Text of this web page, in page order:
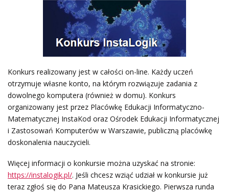
Konkurs realizowany jest w całości on-line. Każdy uczeń
otrzymuje własne konto, na którym rozwiązuje zadania z
dowolnego komputera (również w domu). Konkurs
organizowany jest przez Placówkę Edukacji Informatyczno-
Matematycznej InstaKod oraz Ośrodek Edukacji Informatycznej
i Zastosowań Komputerów w Warszawie, publiczną placówkę
doskonalenia nauczycieli.
Więcej informacji o konkursie można uzyskać na stronie:
https://instalogik.pl/. Jeśli chcesz wziąć udział w konkursie już
teraz zgłoś się do Pana Mateusza Krasickiego. Pierwsza runda